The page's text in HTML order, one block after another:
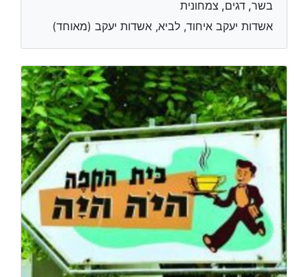
בשר, דגים, צמחונית
אשדות יעקב איחוד, לביא, אשדות יעקב (מאוחד)